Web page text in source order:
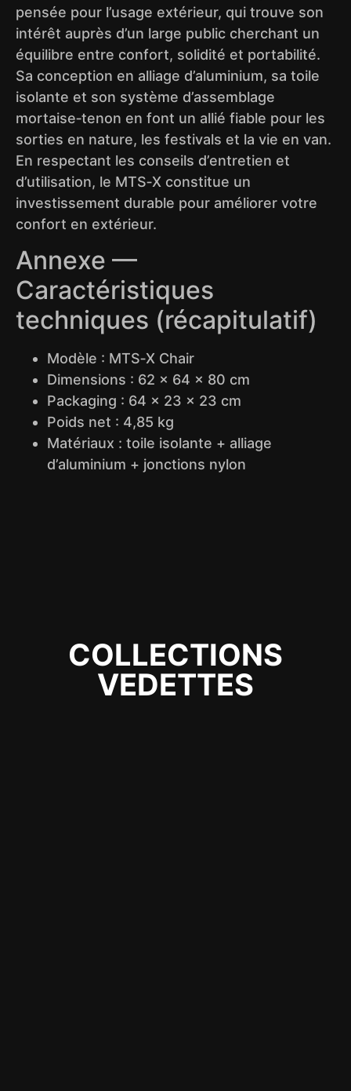
pensée pour l’usage extérieur, qui trouve son
intérêt auprès d’un large public cherchant un
équilibre entre confort, solidité et portabilité.
Sa conception en alliage d’aluminium, sa toile
isolante et son système d’assemblage
mortaise‑tenon en font un allié fiable pour les
sorties en nature, les festivals et la vie en van.
En respectant les conseils d’entretien et
d’utilisation, le MTS‑X constitue un
investissement durable pour améliorer votre
confort en extérieur.
Annexe —
Caractéristiques
techniques (récapitulatif)
Modèle : MTS‑X Chair
Dimensions : 62 × 64 × 80 cm
Packaging : 64 × 23 × 23 cm
Poids net : 4,85 kg
Matériaux : toile isolante + alliage
d’aluminium + jonctions nylon
COLLECTIONS
VEDETTES